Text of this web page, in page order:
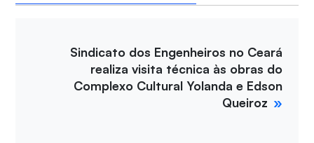
Sindicato dos Engenheiros no Ceará
realiza visita técnica às obras do
Complexo Cultural Yolanda e Edson
Queiroz